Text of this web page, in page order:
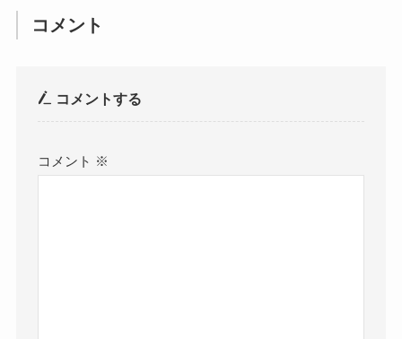
コメント
コメントする
コメント ※